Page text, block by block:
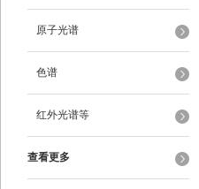
原子光谱
色谱
红外光谱等
查看更多